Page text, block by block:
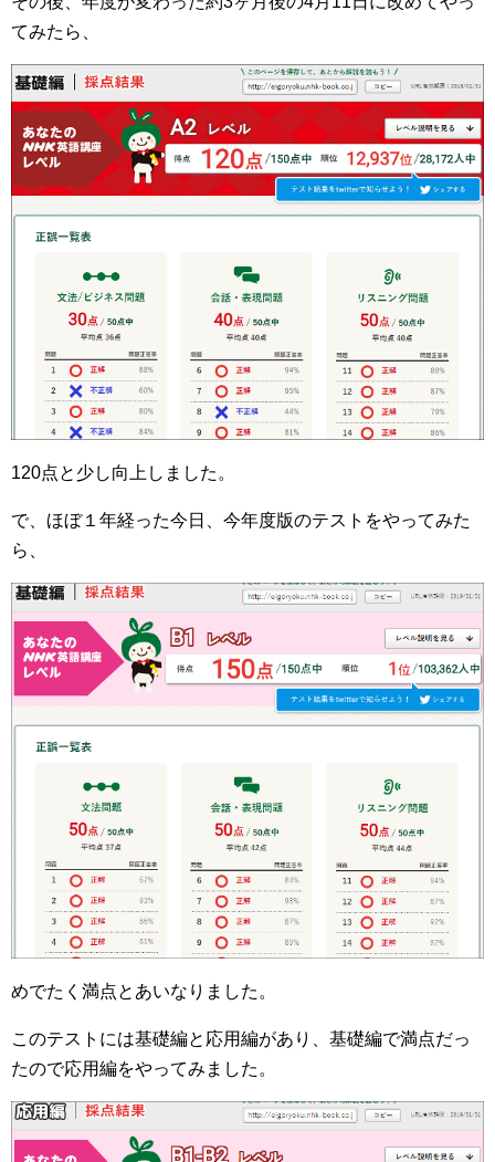
てみたら、
120点と少し向上しました。
で、ほぼ１年経った今日、今年度版のテストをやってみた
ら、
めでたく満点とあいなりました。
このテストには基礎編と応用編があり、基礎編で満点だっ
たので応用編をやってみました。